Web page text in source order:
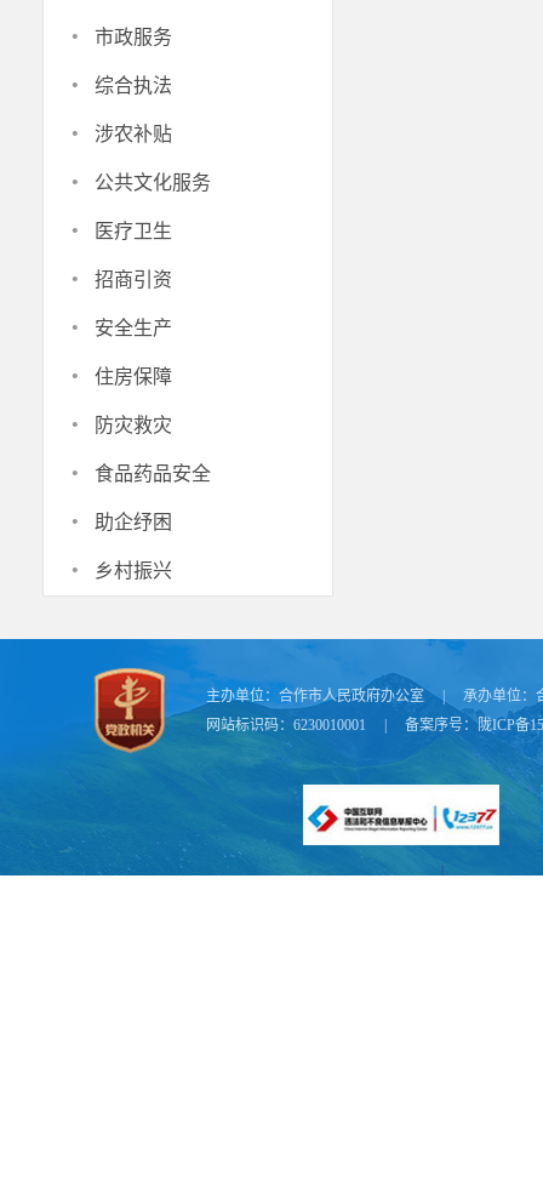
· 市政服务
· 综合执法
· 涉农补贴
· 公共文化服务
· 医疗卫生
· 招商引资
· 安全生产
· 住房保障
· 防灾救灾
· 食品药品安全
· 助企纾困
· 乡村振兴
主办单位： 合作市人民政府办公室 承办单位：
网站标识码：6230010001
备案序号：陇ICP备